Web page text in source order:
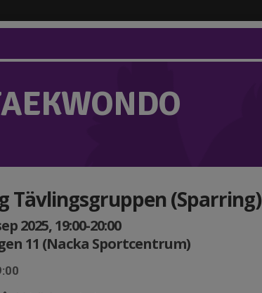
Tävlingsgruppen (Sparring)
2025, 19:00-20:00
11 (Nacka Sportcentrum)